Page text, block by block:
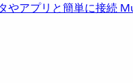
やアプリと簡単に接続